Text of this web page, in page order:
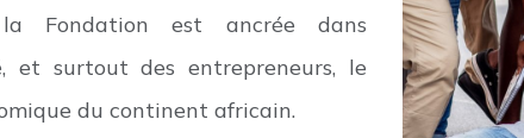
Fondation est ancrée dans
et surtout des entrepreneurs, le
du continent africain.